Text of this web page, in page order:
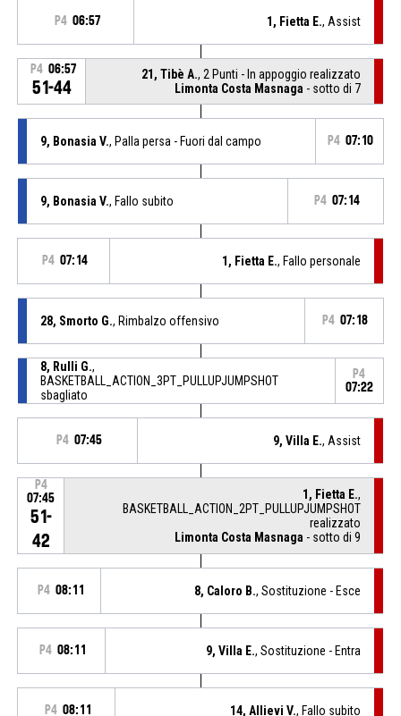
P4 06:57 1, Fietta E., Assist
P4 06:57
51-44
21, Tibè A., 2 Punti - In appoggio realizzato
Limonta Costa Masnaga - sotto di 7
9, Bonasia V., Palla persa - Fuori dal campo P4 07:10
9, Bonasia V., Fallo subito P4 07:14
P4 07:14 1, Fietta E., Fallo personale
28, Smorto G., Rimbalzo offensivo P4 07:18
8, Rulli G.,
BASKETBALL_ACTION_3PT_PULLUPJUMPSHOT
sbagliato
P4
07:22
P4 07:45 9, Villa E., Assist
P4
07:45
51-
42
1, Fietta E.,
BASKETBALL_ACTION_2PT_PULLUPJUMPSHOT
realizzato
Limonta Costa Masnaga - sotto di 9
P4 08:11 8, Caloro B., Sostituzione - Esce
P4 08:11 9, Villa E., Sostituzione - Entra
P4 08:11 14, Allievi V., Fallo subito